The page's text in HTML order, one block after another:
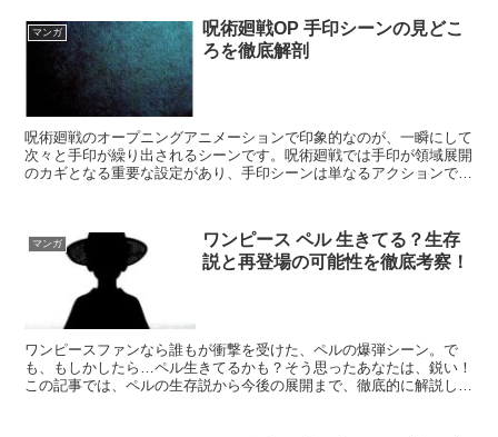
マンガ
呪術廻戦OP 手印シーンの見どこ
ろを徹底解剖
呪術廻戦のオープニングアニメーションで印象的なのが、一瞬にして
次々と手印が繰り出されるシーンです。呪術廻戦では手印が領域展開
のカギとなる重要な設定があり、手印シーンは単なるアクションでは
マンガ
ワンピース ペル 生きてる？生存
説と再登場の可能性を徹底考察！
ワンピースファンなら誰もが衝撃を受けた、ペルの爆弾シーン。で
も、もしかしたら…ペル生きてるかも？そう思ったあなたは、鋭い！
この記事では、ペルの生存説から今後の展開まで、徹底的に解説しま